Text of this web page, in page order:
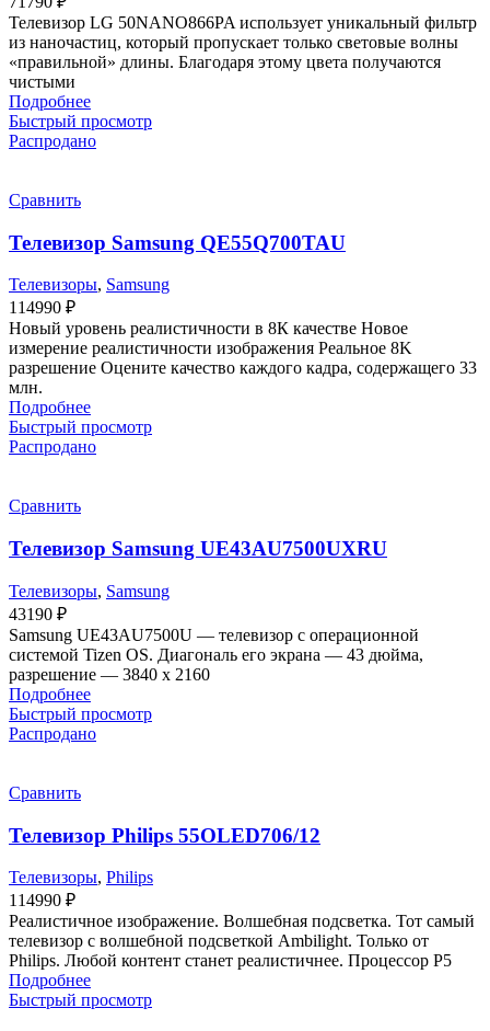
Телевизор LG 50NANO866PA использует уникальный фильтр
из наночастиц, который пропускает только световые волны
«правильной» длины. Благодаря этому цвета получаются
чистыми
Подробнее
Быстрый просмотр
Распродано
Сравнить
Телевизор Samsung QE55Q700TAU
Телевизоры, Samsung
114990 ₽
Новый уровень реалистичности в 8К качестве Новое
измерение реалистичности изображения Реальное 8K
разрешение Оцените качество каждого кадра, содержащего 33
млн.
Подробнее
Быстрый просмотр
Распродано
Сравнить
Телевизор Samsung UE43AU7500UXRU
Телевизоры, Samsung
43190 ₽
Samsung UE43AU7500U — телевизор с операционной
системой Tizen OS. Диагональ его экрана — 43 дюйма,
разрешение — 3840 х 2160
Подробнее
Быстрый просмотр
Распродано
Сравнить
Телевизор Philips 55OLED706/12
Телевизоры, Philips
114990 ₽
Реалистичное изображение. Волшебная подсветка. Тот самый
телевизор с волшебной подсветкой Ambilight. Только от
Philips. Любой контент станет реалистичнее. Процессор P5
Подробнее
Быстрый просмотр